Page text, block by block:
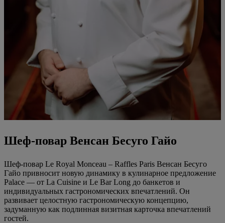
Шеф-повар Венсан Бесуго Гайо
Шеф-повар Le Royal Monceau – Raffles Paris Венсан Бесуго
Гайо привносит новую динамику в кулинарное предложение
Palace — от La Cuisine и Le Bar Long до банкетов и
индивидуальных гастрономических впечатлений. Он
развивает целостную гастрономическую концепцию,
задуманную как подлинная визитная карточка впечатлений
гостей.